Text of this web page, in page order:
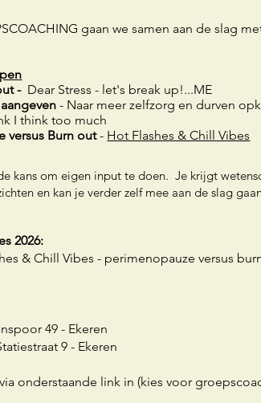
gaan we samen aan de slag
-Dear Stress - let's break up!...ME
- Naar meer zelfzorg en durven
I think too much
versus Burn out- Hot Flashes & Chill Vibes
kans om eigen input te doen. Je krijgt
en kan je verder zelf mee aan de slag
2026:
& Chill Vibes - perimenopauze versus
49 - Ekeren
9 - Ekeren
onderstaande link in (kies voor